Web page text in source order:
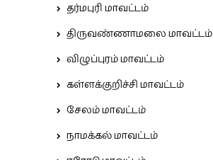
தர்மபுரி மாவட்டம்
திருவண்ணாமலை மாவட்டம்
விழுப்புரம் மாவட்டம்
கள்ளக்குறிச்சி மாவட்டம்
சேலம் மாவட்டம்
நாமக்கல் மாவட்டம்